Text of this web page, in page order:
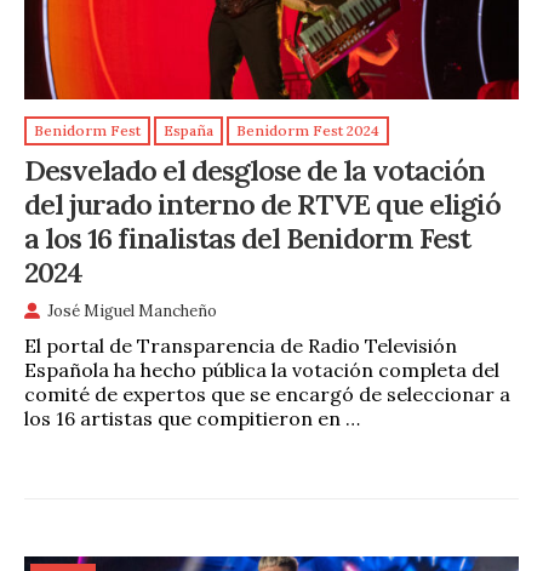
Benidorm Fest España Benidorm Fest 2024
Desvelado el desglose de la votación
del jurado interno de RTVE que eligió
a los 16 finalistas del Benidorm Fest
2024
José Miguel Mancheño
El portal de Transparencia de Radio Televisión
Española ha hecho pública la votación completa del
comité de expertos que se encargó de seleccionar a
los 16 artistas que compitieron en …